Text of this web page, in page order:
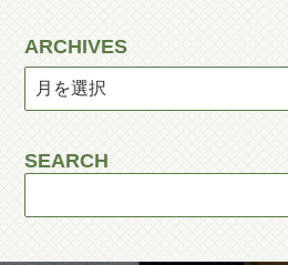
ARCHIVES
SEARCH